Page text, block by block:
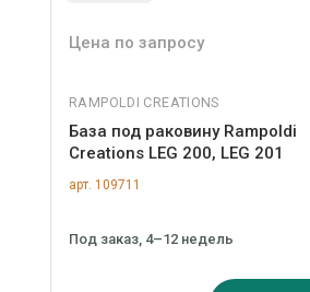
Цена по запросу
RAMPOLDI CREATIONS
База под раковину Rampoldi
Creations LEG 200, LEG 201
арт. 109711
Под заказ, 4–12 недель